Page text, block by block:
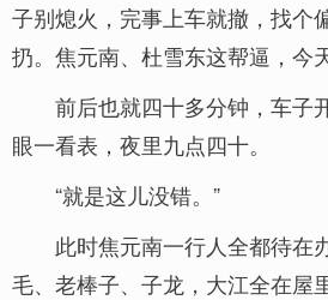
子别熄火，完事上车就撤，找个
扔。焦元南、杜雪东这帮逼，今
前后也就四十多分钟，车子
眼一看表，夜里九点四十。
“就是这儿没错。”
此时焦元南一行人全都待在
毛、老棒子、子龙，大江全在屋里